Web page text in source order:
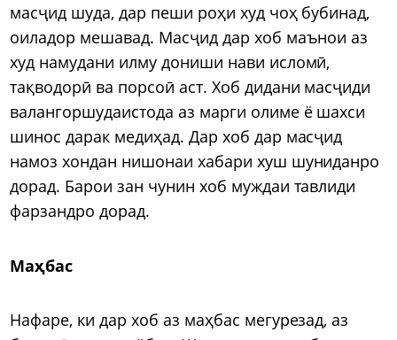
масҷид шуда, дар пеши роҳи худ чоҳ бубинад,
оиладор мешавад. Масҷид дар хоб маънои аз
худ намудани илму дониши нави исломӣ,
тақводорӣ ва порсоӣ аст. Хоб дидани масҷиди
валангоршудаистода аз марги олиме ё шахси
шинос дарак медиҳад. Дар хоб дар масҷид
намоз хондан нишонаи хабари хуш шуниданро
дорад. Барои зан чунин хоб муждаи тавлиди
фарзандро дорад.
Маҳбас
Нафаре, ки дар хоб аз маҳбас мегурезад, аз